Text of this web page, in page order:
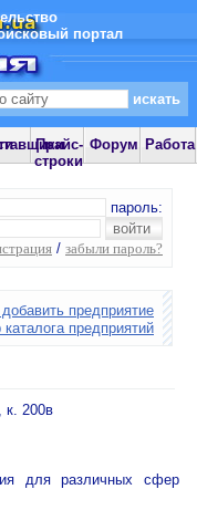
портал
Прайс-
строки
Форум Работа
пароль:
/ забыли пароль?
добавить предприятие
каталога предприятий
к. 200в
для различных сфер